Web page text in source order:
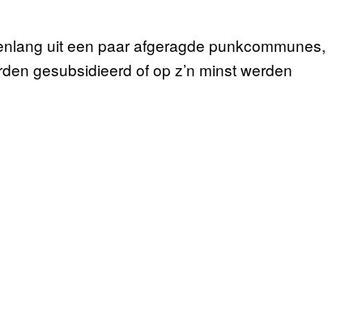
uit een paar afgeragde punkcommunes,
gesubsidieerd of op z’n minst werden